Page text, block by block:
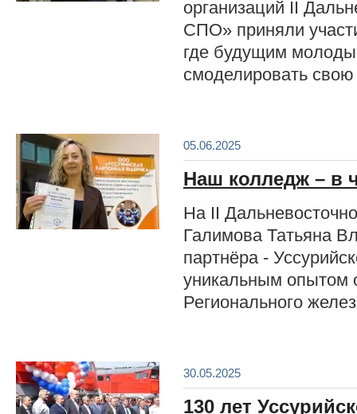
организаций II
СПО» приняли
где будущим
смоделировать свою
05.06.2025
Наш колледж – в
На II
Галимова Татьяна
партнёра -
уникальным опытом
Регионального
30.05.2025
130 лет